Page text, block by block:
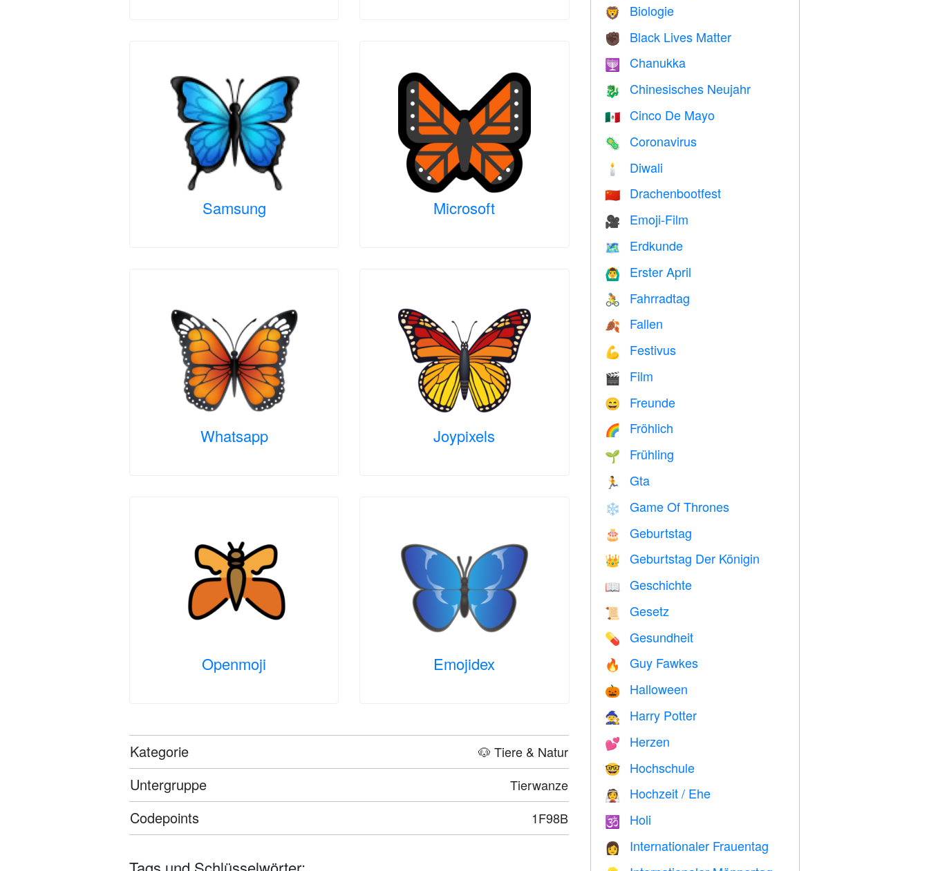
Samsung Microsoft
Whatsapp Joypixels
Openmoji Emojidex
Kategorie 🐶 Tiere & Natur
Untergruppe Tierwanze
Codepoints 1F98B
🦁 Biologie
✊🏿 Black Lives Matter
🕎 Chanukka
🐉 Chinesisches Neujahr
🇲🇽 Cinco De Mayo
🦠 Coronavirus
🕯 Diwali
🇨🇳 Drachenbootfest
🎥 Emoji-Film
🗺 Erdkunde
🙆‍♂️ Erster April
🚴 Fahrradtag
🍂 Fallen
💪 Festivus
🎬 Film
😄 Freunde
🌈 Fröhlich
🌱 Frühling
🏃 Gta
❄️ Game Of Thrones
🎂 Geburtstag
👑 Geburtstag Der Königin
📖 Geschichte
📜 Gesetz
💊 Gesundheit
🔥 Guy Fawkes
🎃 Halloween
🧙 Harry Potter
💕 Herzen
🤓 Hochschule
👰 Hochzeit / Ehe
🕉 Holi
👩 Internationaler Frauentag